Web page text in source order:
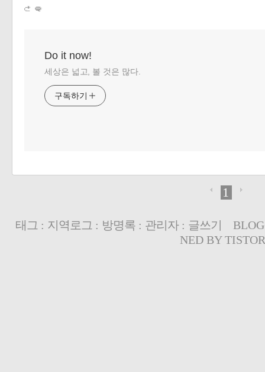
Do it now!
세상은 넓고, 볼 것은 많다.
구독하기
1
태그 : 지역로그 : 방명록: 관리자: 글쓰기
NED BY